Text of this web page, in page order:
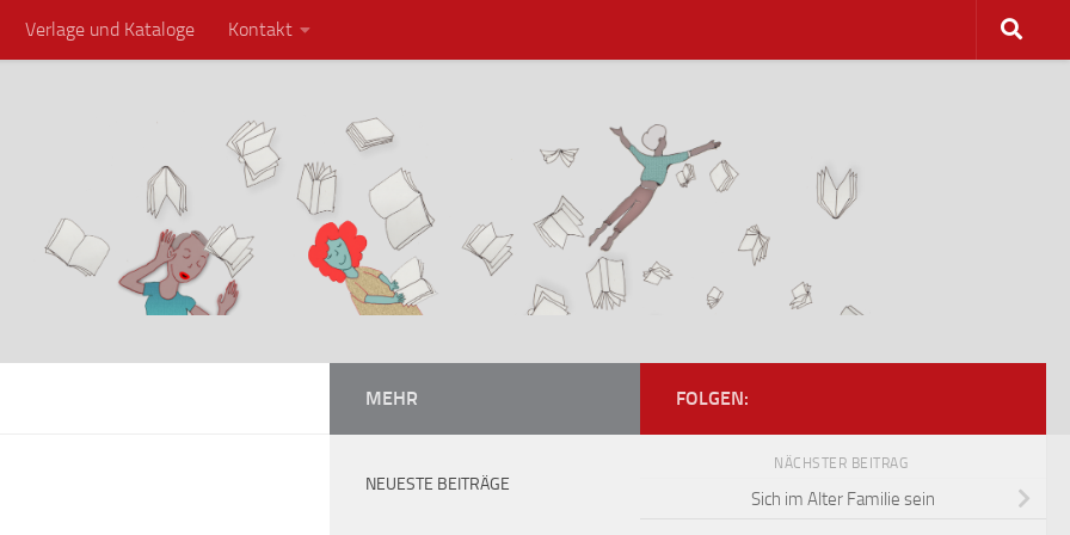
Verlage und Kataloge Kontakt
FOLGEN:
NÄCHSTER BEITRAG
Sich im Alter Familie sein
MEHR
NEUESTE BEITRÄGE